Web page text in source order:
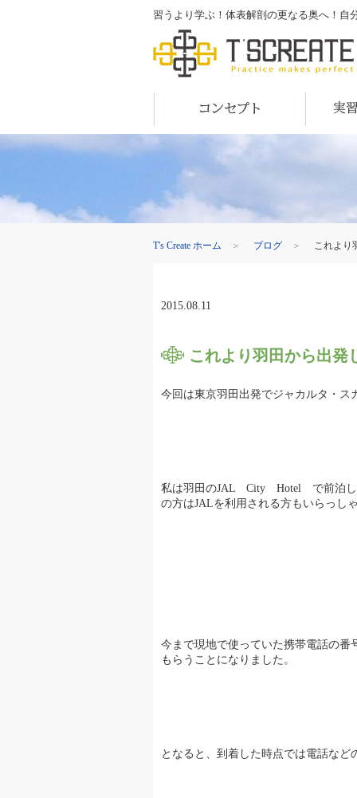
習うより学ぶ！体表解剖の更なる奥へ！自
T's Create ホーム ＞ ブログ ＞ これよ
2015.08.11
これより羽田から出
今回は東京羽田出発でジャカルタ・ス
私は羽田のJAL City Hotel で前泊し
の方はJALを利用される方もいらっし
今まで現地で使っていた携帯電話の
もらうことになりました。
となると、到着した時点では電話な